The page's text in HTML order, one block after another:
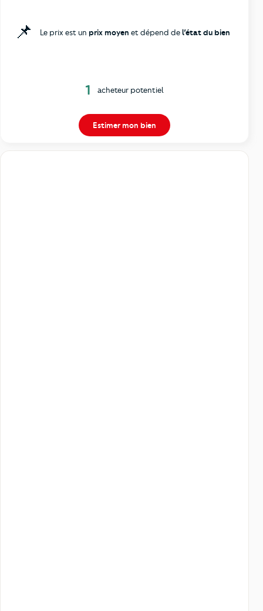
📌 Le prix est un prix moyen et dépend del’état du bien
1 acheteur potentiel
Estimer mon bien